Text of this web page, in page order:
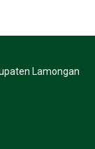
Lamongan